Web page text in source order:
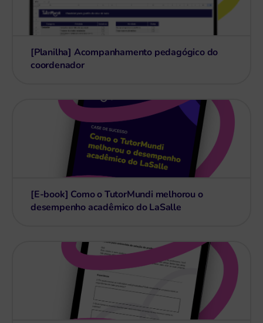
[Planilha] Acompanhamento pedagógico do
coordenador
[E-book] Como o TutorMundi melhorou o
desempenho acadêmico do LaSalle